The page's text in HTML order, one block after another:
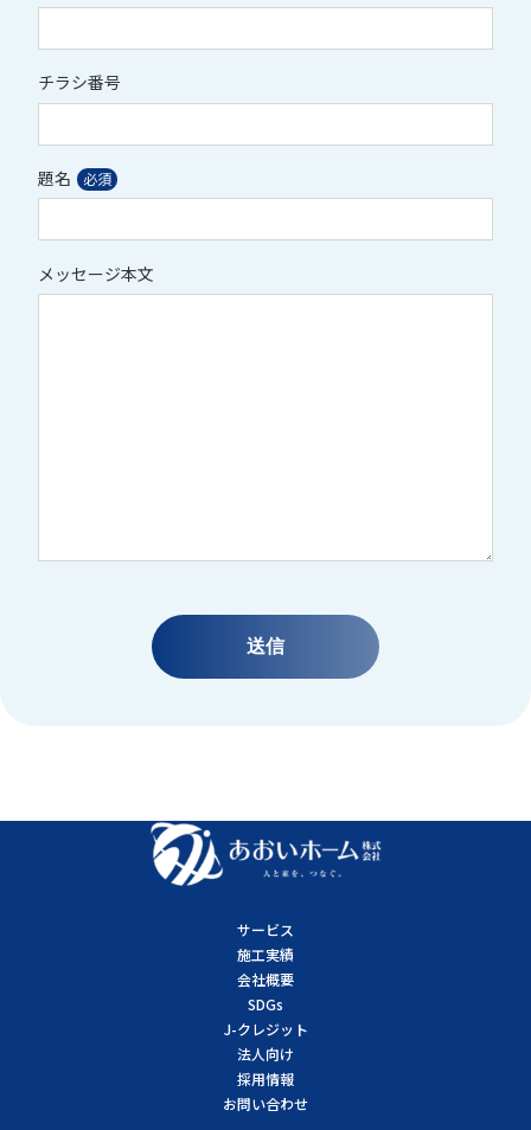
チラシ番号
題名
メッセージ本文
サービス
施工実績
会社概要
SDGs
J-クレジット
法人向け
採用情報
お問い合わせ